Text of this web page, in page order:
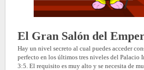
El Gran Salón del
Hay un nivel secreto al cual puedes acceder
perfecto en los últimos tres niveles del Palacio
3:5. El requisito es muy alto y se necesita de